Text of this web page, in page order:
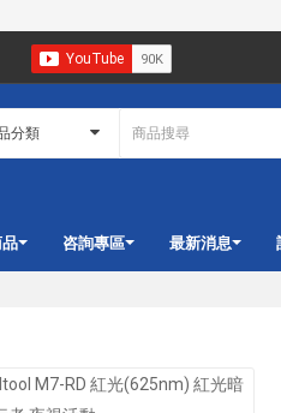
咨詢專區 最新消息